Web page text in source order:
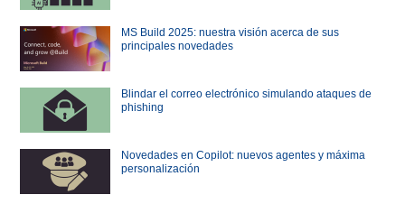
MS Build 2025: nuestra visión acerca de sus
principales novedades
Blindar el correo electrónico simulando ataques de
phishing
Novedades en Copilot: nuevos agentes y máxima
personalización